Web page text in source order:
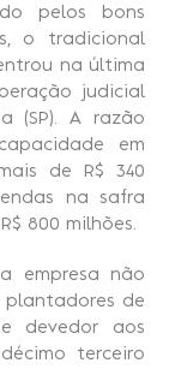
pelos bons
o tradicional
na última
judicial
(SP). A razão
em
de R$ 340
na safra
800 milhões.
empresa não
plantadores de
devedor aos
terceiro